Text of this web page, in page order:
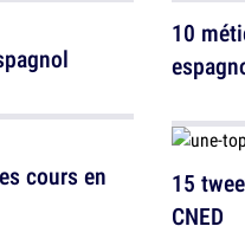
cours en
10
15
CNED